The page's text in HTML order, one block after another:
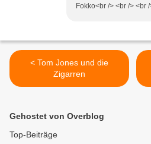
Fokko<br /> <br /> <br
< Tom Jones und die
Zigarren
Gehostet von Overblog
Top-Beiträge